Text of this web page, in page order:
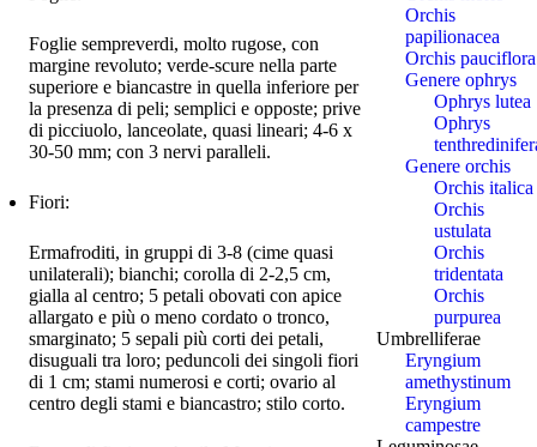
Foglie sempreverdi, molto rugose, con
margine revoluto; verde-scure nella parte
superiore e biancastre in quella inferiore per
la presenza di peli; semplici e opposte; prive
di picciuolo, lanceolate, quasi lineari; 4-6 x
30-50 mm; con 3 nervi paralleli.
Fiori:
Ermafroditi, in gruppi di 3-8 (cime quasi
unilaterali); bianchi; corolla di 2-2,5 cm,
gialla al centro; 5 petali obovati con apice
allargato e più o meno cordato o tronco,
smarginato; 5 sepali più corti dei petali,
disuguali tra loro; peduncoli dei singoli fiori
di 1 cm; stami numerosi e corti; ovario al
centro degli stami e biancastro; stilo corto.
Orchis
papilionacea
Orchis pauciflora
Genere ophrys
Ophrys lutea
Ophrys
Genere orchis
Orchis italica
Orchis
ustulata
Orchis
tridentata
Orchis
purpurea
Umbrelliferae
Eryngium
amethystinum
Eryngium
campestre